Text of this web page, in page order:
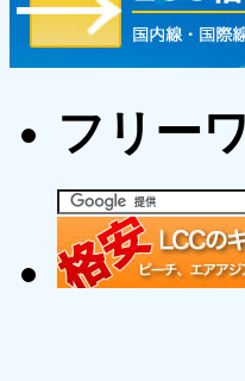
フリー